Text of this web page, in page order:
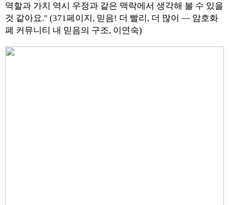
역할과 가치 역시 우정과 같은 맥락에서 생각해 볼 수 있을
것 같아요." (371페이지, 믿음! 더 빨리, 더 많이 — 암호화
폐 커뮤니티 내 믿음의 구조, 이연숙)